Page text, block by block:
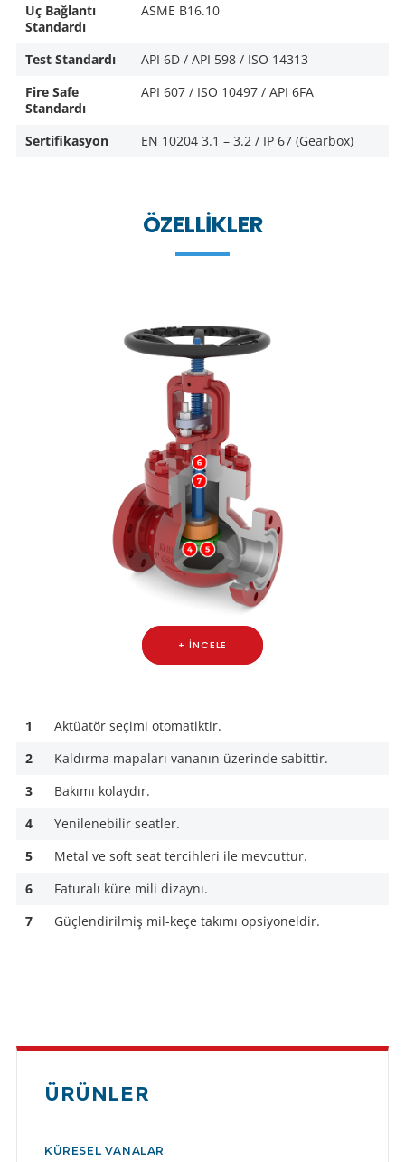
Uç Bağlantı
Standardı
ASME B16.10
Test Standardı
API 6D / API 598 / ISO 14313
Fire Safe
Standardı
API 607 / ISO 10497 / API 6FA
Sertifikasyon EN 10204 3.1 – 3.2 / IP 67 (Gearbox)
ÖZELLIKLER
+ İNCELE
1
Aktüatör seçimi otomatiktir.
2
Kaldırma mapaları vananın üzerinde sabittir.
3
Bakımı kolaydır.
4
Yenilenebilir seatler.
5
Metal ve soft seat tercihleri ile mevcuttur.
6
Faturalı küre mili dizaynı.
7
Güçlendirilmiş mil-keçe takımı opsiyoneldir.
ÜRÜNLER
KÜRESEL VANALAR